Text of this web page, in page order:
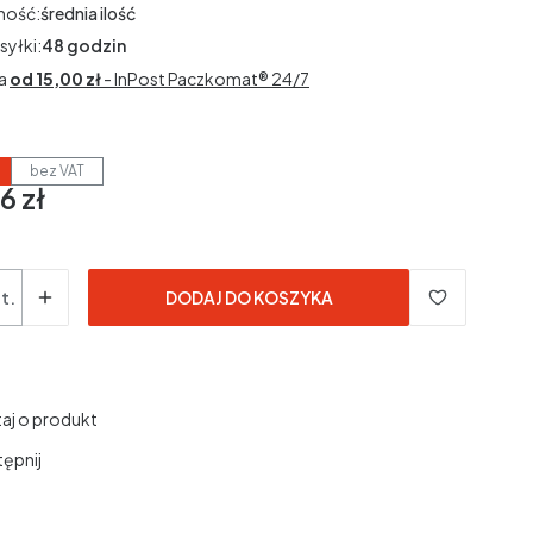
średnia ilość
48 godzin
od 15,00 zł- InPost Paczkomat® 24/7
bez VAT
zł
VAT
DODAJ DO KOSZYKA
o produkt